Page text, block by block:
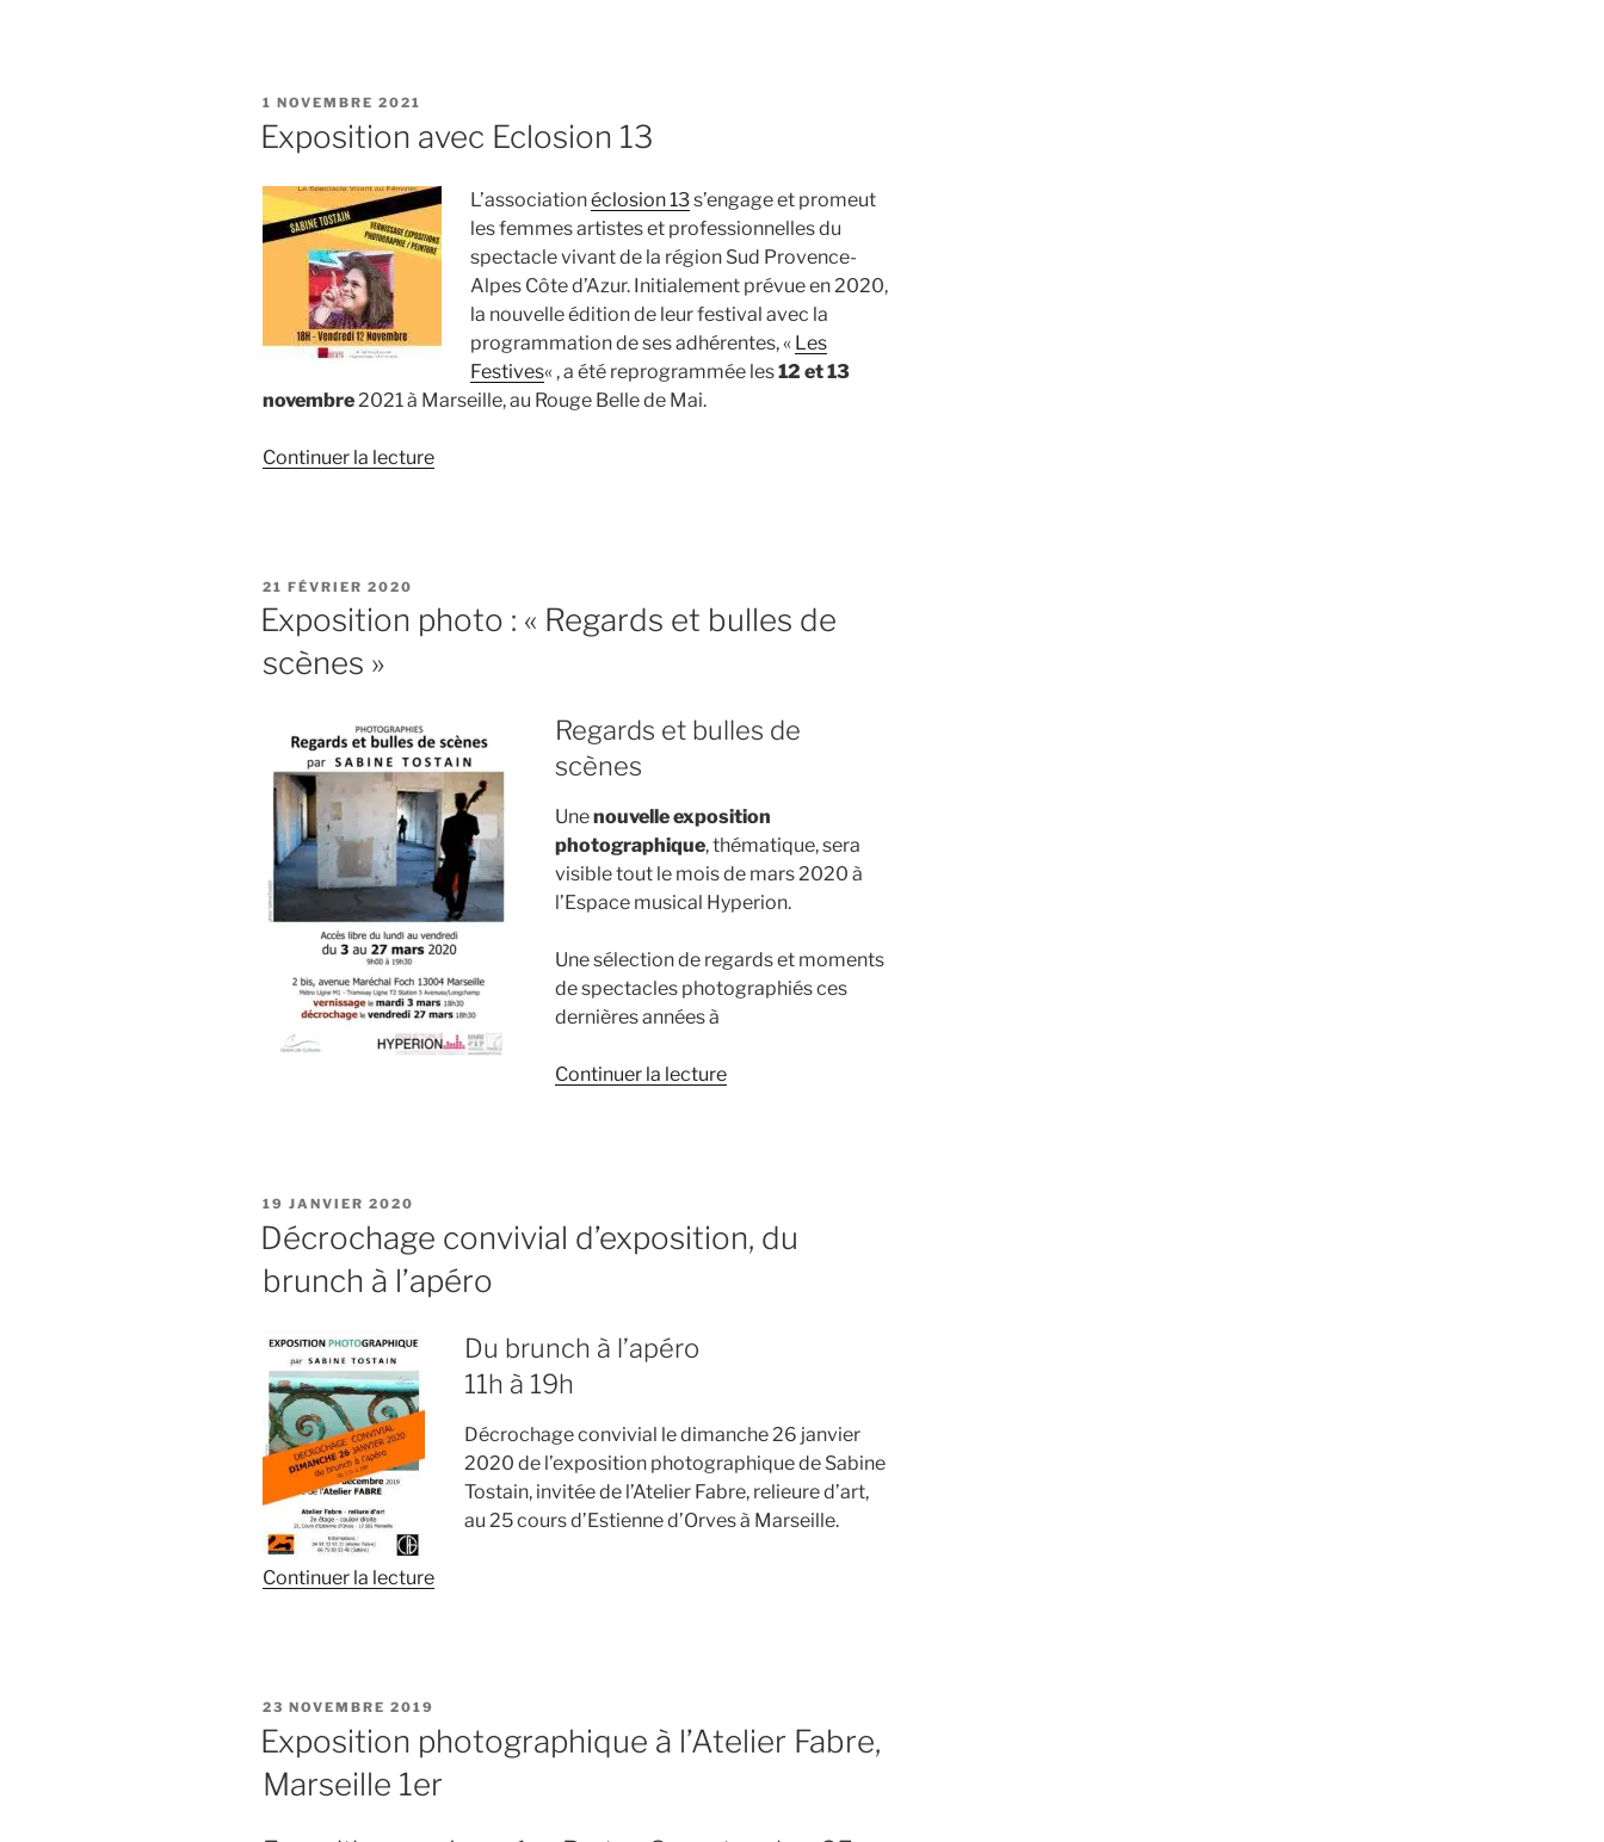
spectacles
rue
et
photoreportages »
PUBLIÉ
LE
1 NOVEMBRE 2021
Exposition avec Eclosion 13
L’associationéclosion 13s’engage et promeut
les femmes artistes et professionnelles du
spectacle vivant de la région Sud Provence-
Alpes Côte d’Azur. Initialement prévue en 2020,
la nouvelle édition de leur festival avec la
programmation de ses adhérentes, « Les
Festives« , a été reprogrammée les12 et 13
novembre 2021 à Marseille, au Rouge Belle de Mai.
Continuer la lecturede
PUBLIÉ
LE
21 FÉVRIER 2020
Exposition photo : « Regards et bulles de
scènes »
Regards et bulles de
scènes
Unenouvelle exposition
photographique, thématique, sera
visible tout le mois de mars 2020 à
l’Espace musical Hyperion.
Une sélection de regards et moments
de spectacles photographiés ces
dernières années à
Continuer la lecturede
bulles
PUBLIÉ
LE
19 JANVIER 2020
Décrochage convivial d’exposition, du
brunch à l’apéro
Du brunch à l’apéro
11h à 19h
Décrochage convivial le dimanche 26 janvier
2020 de l’exposition photographique de Sabine
Tostain, invitée de l’Atelier Fabre, relieure d’art,
au 25 cours d’Estienne d’Orves à Marseille.
Continuer la lecturede
à
l’apéro »
PUBLIÉ
LE
23 NOVEMBRE 2019
Exposition photographique à l’Atelier Fabre,
Marseille 1er